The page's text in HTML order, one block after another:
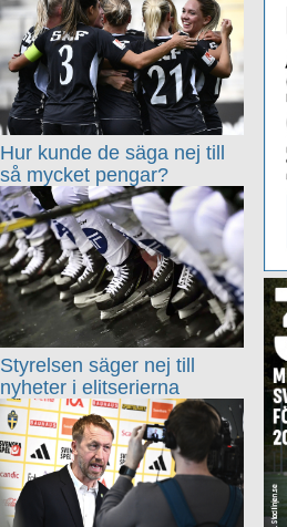
Hur kunde de säga nej till
så mycket pengar?
Styrelsen säger nej till
nyheter i elitserierna